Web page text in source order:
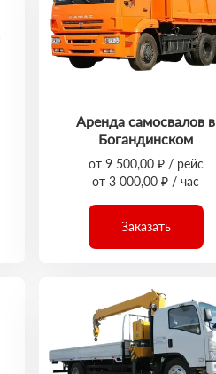
Аренда самосвалов в
Богандинском
от 9 500,00 ₽ / рейс
от 3 000,00 ₽ / час
Заказать